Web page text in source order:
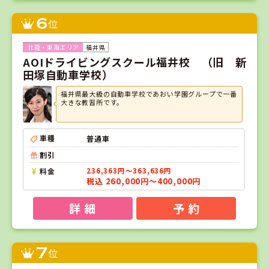
6位
福井県
AOIドライビングスクール福井校 （旧 新
田塚自動車学校）
福井県最大級の自動車学校であおい学園グループで一番
大きな教習所です。
車種
普通車
割引
料金
236,363円～363,636円
税込 260,000円～400,000円
詳 細 予 約
7位